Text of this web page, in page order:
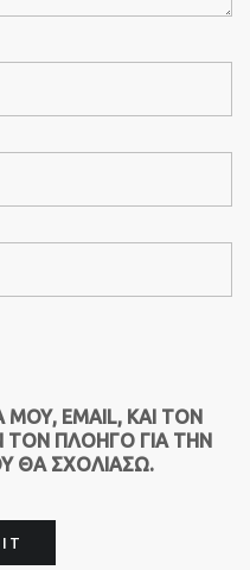
EMAIL, ΚΑΙ ΤΟΝ
ΠΛΟΗΓΌ ΓΙΑ ΤΗΝ
ΘΑ ΣΧΟΛΙΆΣΩ.